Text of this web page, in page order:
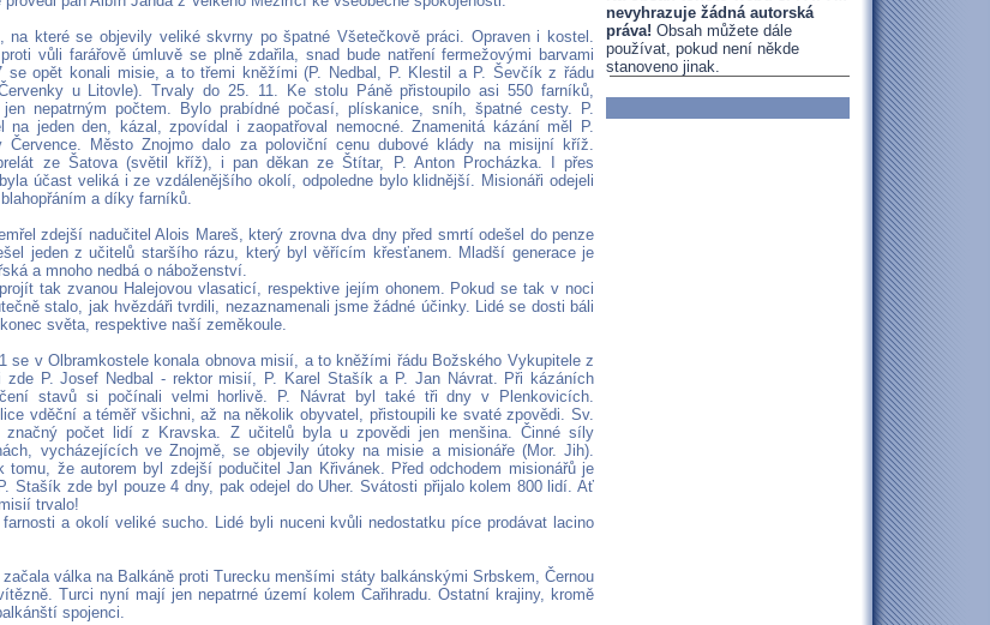
na které se objevily veliké skvrny po špatné Všetečkově práci. Opraven i kostel.
vůli farářově úmluvě se plně zdařila, snad bude natření fermežovými barvami
se opět konali misie, a to třemi kněžími (P. Nedbal, P. Klestil a P. Ševčík z řádu
u Litovle). Trvaly do 25. 11. Ke stolu Páně přistoupilo asi 550 farníků,
nepatrným počtem. Bylo prabídné počasí, plískanice, sníh, špatné cesty. P.
na jeden den, kázal, zpovídal i zaopatřoval nemocné. Znamenitá kázání měl P.
Července. Město Znojmo dalo za poloviční cenu dubové klády na misijní kříž.
ze Šatova (světil kříž), i pan děkan ze Štítar, P. Anton Procházka. I přes
účast veliká i ze vzdálenějšího okolí, odpoledne bylo klidnější. Misionáři odejeli
a díky farníků.
zdejší nadučitel Alois Mareš, který zrovna dva dny před smrtí odešel do penze
jeden z učitelů staršího rázu, který byl věřícím křesťanem. Mladší generace je
a mnoho nedbá o náboženství.
tak zvanou Halejovou vlasaticí, respektive jejím ohonem. Pokud se tak v noci
stalo, jak hvězdáři tvrdili, nezaznamenali jsme žádné účinky. Lidé se dosti báli
světa, respektive naší zeměkoule.
se v Olbramkostele konala obnova misií, a to kněžími řádu Božského Vykupitele z
zde P. Josef Nedbal - rektor misií, P. Karel Stašík a P. Jan Návrat. Při kázáních
stavů si počínali velmi horlivě. P. Návrat byl také tři dny v Plenkovicích.
vděční a téměř všichni, až na několik obyvatel, přistoupili ke svaté zpovědi. Sv.
počet lidí z Kravska. Z učitelů byla u zpovědi jen menšina. Činné síly
vycházejících ve Znojmě, se objevily útoky na misie a misionáře (Mor. Jih).
tomu, že autorem byl zdejší podučitel Jan Křivánek. Před odchodem misionářů je
Stašík zde byl pouze 4 dny, pak odejel do Uher. Svátosti přijalo kolem 800 lidí. Ať
trvalo!
a okolí veliké sucho. Lidé byli nuceni kvůli nedostatku píce prodávat lacino
válka na Balkáně proti Turecku menšími státy balkánskými Srbskem, Černou
Turci nyní mají jen nepatrné území kolem Cařihradu. Ostatní krajiny, kromě
spojenci.
nevyhrazuje žádná autorská
práva! Obsah můžete dále
používat, pokud není někde
stanoveno jinak.